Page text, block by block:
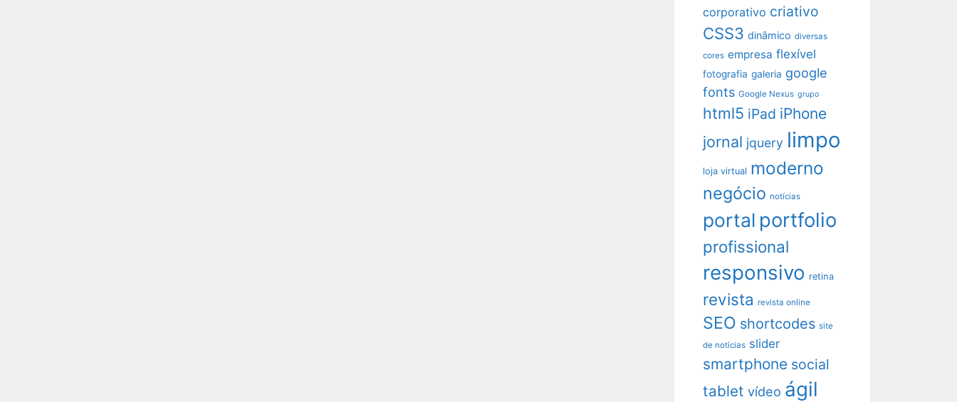
corporativo criativo
CSS3 dinâmico diversas
cores empresa flexível
fotografia galeria google
fonts Google Nexus grupo
html5 iPad iPhone
jornal jquery limpo
loja virtual moderno
negócio notícias
portal portfolio
profissional
responsivo retina
revista revista online
SEO shortcodes site
de notícias slider
smartphone social
tablet vídeo ágil